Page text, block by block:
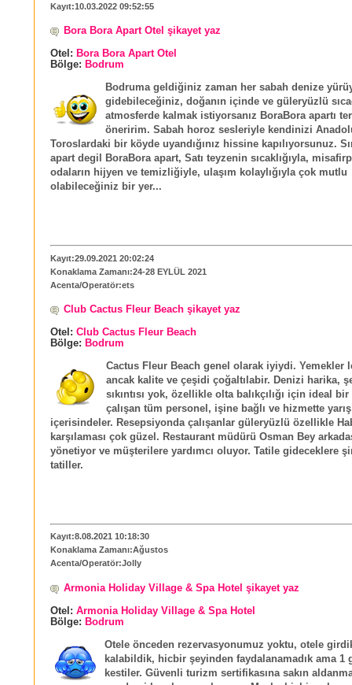
Kayıt:10.03.2022 09:52:55
Bora Bora Apart Otel şikayet yaz
Otel: Bora Bora Apart Otel
Bölge: Bodrum
Bodruma geldiğiniz zaman her sabah denize
gidebileceğiniz, doğanın içinde ve güleryüzlü
atmosferde kalmak istiyorsanız BoraBora apartı
öneririm. Sabah horoz sesleriyle kendinizi
Toroslardaki bir köyde uyandığınız hissine kapılıyorsunuz.
apart degil BoraBora apart, Satı teyzenin sıcaklığıyla,
odaların hijyen ve temizliğiyle, ulaşım kolaylığıyla çok mutlu
olabileceğiniz bir yer...
Kayıt:29.09.2021 20:02:24
Konaklama Zamanı:24-28 EYLÜL 2021
Acenta/Operatör:ets
Club Cactus Fleur Beach şikayet yaz
Otel: Club Cactus Fleur Beach
Bölge: Bodrum
Cactus Fleur Beach genel olarak iyiydi. Yemekler
ancak kalite ve çeşidi çoğaltılabir. Denizi harika,
sıkıntısı yok, özellikle olta balıkçılığı için ideal
çalışan tüm personel, işine bağlı ve hizmette yarış
içerisindeler. Resepsiyonda çalışanlar güleryüzlü özellikle
karşılaması çok güzel. Restaurant müdürü Osman Bey
yönetiyor ve müşterilere yardımcı oluyor. Tatile gideceklere
tatiller.
Kayıt:8.08.2021 10:18:30
Konaklama Zamanı:Ağustos
Acenta/Operatör:Jolly
Armonia Holiday Village & Spa Hotel şikayet yaz
Otel: Armonia Holiday Village & Spa Hotel
Bölge: Bodrum
Otele önceden rezervasyonumuz yoktu, otele
kalabildik, hicbir şeyinden faydalanamadık ama 1
kestiler. Güvenli turizm sertifikasına sakın